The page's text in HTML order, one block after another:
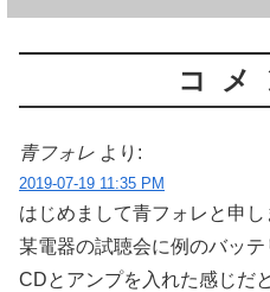
コメ
青フォレ より:
2019-07-19 11:35 PM
はじめまして青フォレと申し
某電器の試聴会に例のバッテ
CDとアンプを入れた感じだ